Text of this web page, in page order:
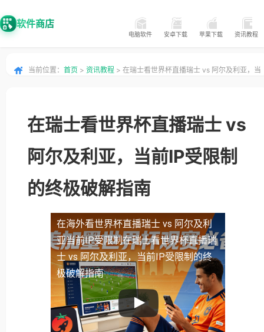
软件商店
电脑软件 安卓下载 苹果下载 资讯教程
当前位置： 首页 > 资讯教程 > 在瑞士看世界杯直播瑞士 vs 阿尔及利亚，当
在瑞士看世界杯直播瑞士 vs
阿尔及利亚，当前IP受限制
的终极破解指南
在海外看世界杯直播瑞士 vs 阿尔及利
亚当前IP受限制在瑞士看世界杯直播瑞
士 vs 阿尔及利亚，当前IP受限制的终
极破解指南